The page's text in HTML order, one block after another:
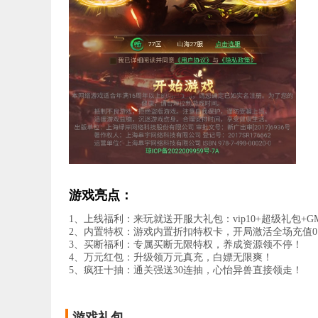
游戏亮点：
1、上线福利：来玩就送开服大礼包：vip10+超级礼包
2、内置特权：游戏内置折扣特权卡，开局激活全场充值
3、买断福利：专属买断无限特权，养成资源领不停！
4、万元红包：升级领万元真充，白嫖无限爽！
5、疯狂十抽：通关强送30连抽，心怡异兽直接领走！